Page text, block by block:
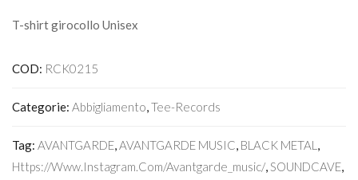
T-shirt girocollo Unisex
COD: RCK0215
Categorie: Abbigliamento,Tee-Records
Tag: AVANTGARDE,AVANTGARDE MUSIC, BLACK METAL ,
Https://www.instagram.com/avantgarde_music/,SOUNDCAVE,